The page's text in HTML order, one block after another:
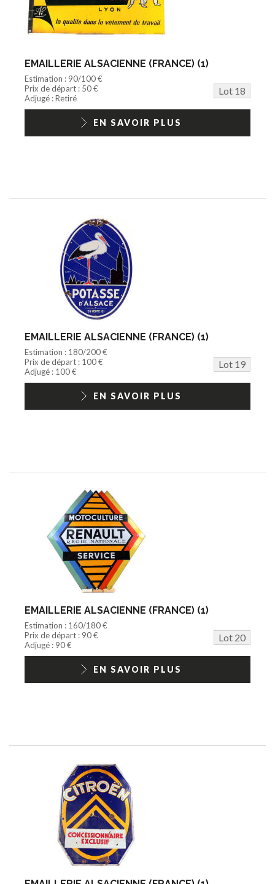
EMAILLERIE ALSACIENNE (FRANCE) (1)
Estimation : 90/100 €
Prix de départ : 50 €
Lot 18
Adjugé : Retiré
EN SAVOIR PLUS
EMAILLERIE ALSACIENNE (FRANCE) (1)
Estimation : 180/200 €
Prix de départ : 100 €
Lot 19
Adjugé : 100 €
EN SAVOIR PLUS
EMAILLERIE ALSACIENNE (FRANCE) (1)
Estimation : 160/180 €
Prix de départ : 90 €
Lot 20
Adjugé : 90 €
EN SAVOIR PLUS